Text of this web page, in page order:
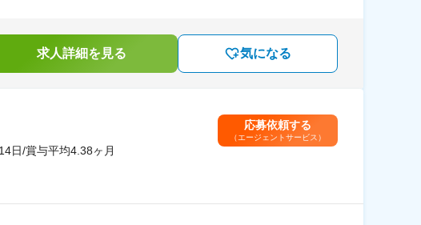
求人詳細を見る 気になる
日/賞与平均4.38ヶ月
応募依頼する
（エージェントサービス）